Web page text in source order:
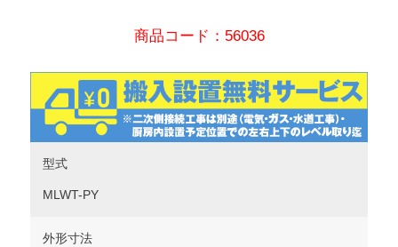
商品コード：56036
型式
MLWT-PY
外形寸法